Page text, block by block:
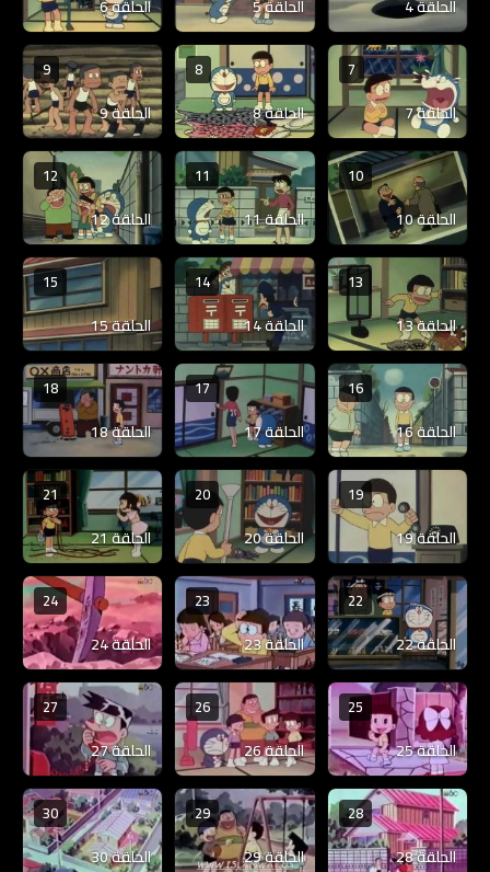
الحلقة 4 الحلقة 5 الحلقة 6
7
الحلقة 7
8
الحلقة 8
9
الحلقة 9
10
الحلقة 10
11
الحلقة 11
12
الحلقة 12
13
الحلقة 13
14
الحلقة 14
15
الحلقة 15
16
الحلقة 16
17
الحلقة 17
18
الحلقة 18
19
الحلقة 19
20
الحلقة 20
21
الحلقة 21
22
الحلقة 22
23
الحلقة 23
24
الحلقة 24
25
الحلقة 25
26
الحلقة 26
27
الحلقة 27
28
الحلقة 28
29
الحلقة 29
30
الحلقة 30